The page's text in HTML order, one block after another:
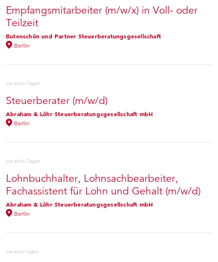
Empfangsmitarbeiter (m/w/x) in Voll- oder
Teilzeit
Butenschön und Partner Steuerberatungsgesellschaft
Berlin
vor zehn Tagen
Steuerberater (m/w/d)
Abraham & Löhr Steuerberatungsgesellschaft mbH
Berlin
vor zehn Tagen
Lohnbuchhalter, Lohnsachbearbeiter,
Fachassistent für Lohn und Gehalt (m/w/d)
Abraham & Löhr Steuerberatungsgesellschaft mbH
Berlin
vor acht Tagen